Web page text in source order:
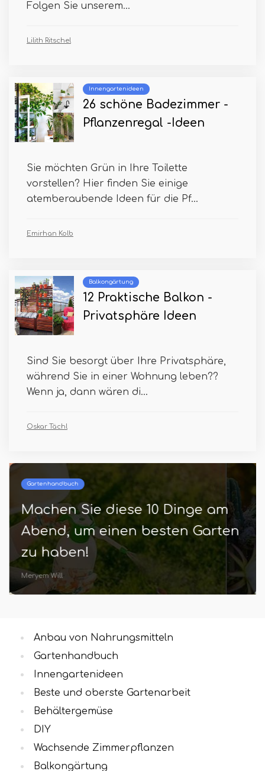
Folgen Sie unserem...
Lilith Ritschel
Innengartenideen
26 schöne Badezimmer -
Pflanzenregal -Ideen
Sie möchten Grün in Ihre Toilette
vorstellen? Hier finden Sie einige
atemberaubende Ideen für die Pf...
Emirhan Kolb
Balkongärtung
12 Praktische Balkon -
Privatsphäre Ideen
Sind Sie besorgt über Ihre Privatsphäre,
während Sie in einer Wohnung leben??
Wenn ja, dann wären di...
Oskar Tächl
Gartenhandbuch
Machen Sie diese 10 Dinge am
Abend, um einen besten Garten
zu haben!
Meryem Will
Anbau von Nahrungsmitteln
Gartenhandbuch
Innengartenideen
Beste und oberste Gartenarbeit
Behältergemüse
DIY
Wachsende Zimmerpflanzen
Balkongärtung